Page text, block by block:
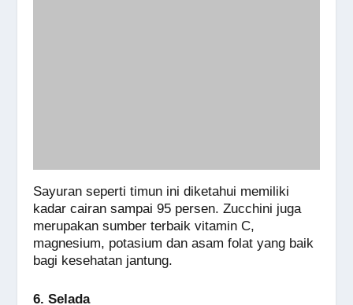
Sayuran seperti timun ini diketahui memiliki
kadar cairan sampai 95 persen. Zucchini juga
merupakan sumber terbaik vitamin C,
magnesium, potasium dan asam folat yang baik
bagi kesehatan jantung.
6. Selada